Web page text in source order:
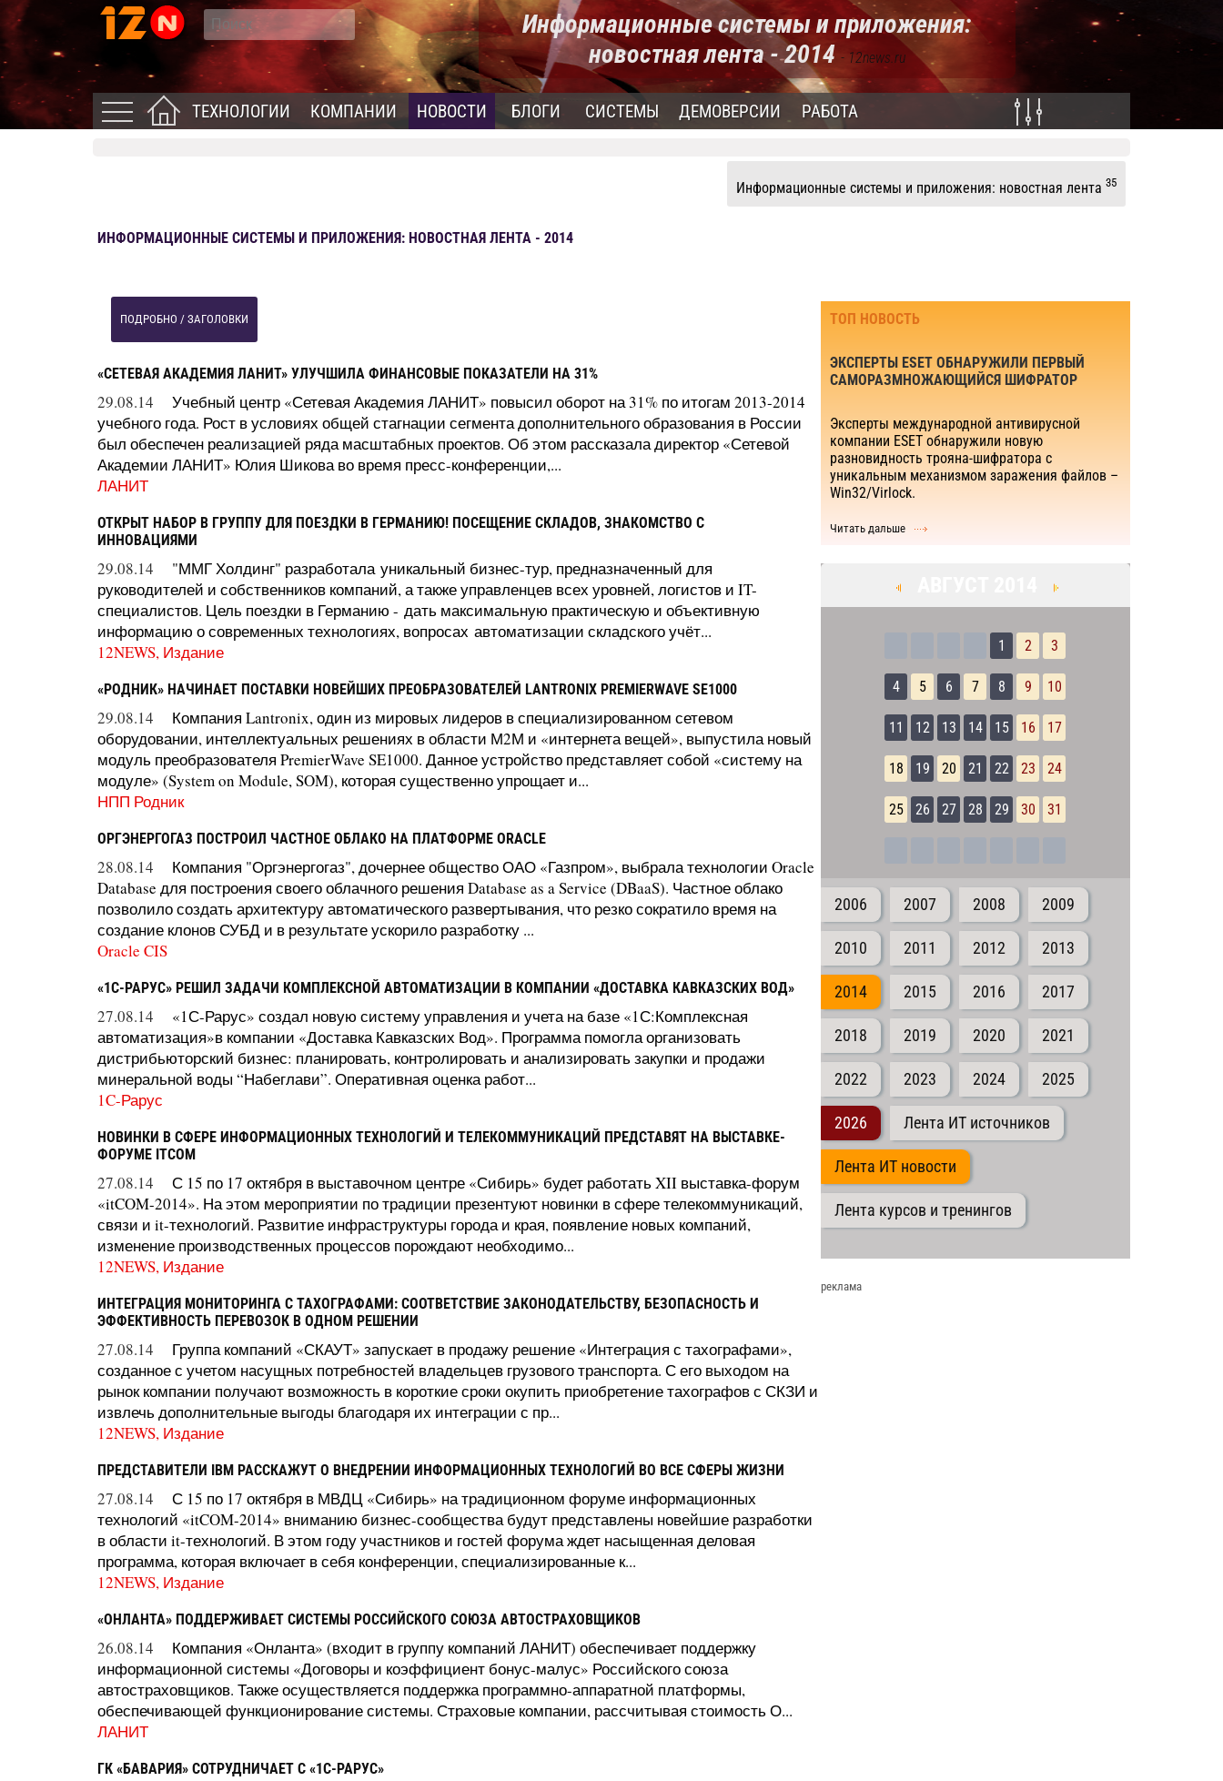
Информационные системы и приложения:
новостная лента - 2014 - 12news.ru
ТЕХНОЛОГИИ КОМПАНИИ НОВОСТИ БЛОГИ СИСТЕМЫ ДЕМОВЕРСИИ РАБОТА
Информационные системы и приложения: новостная лента 35
ИНФОРМАЦИОННЫЕ СИСТЕМЫ И ПРИЛОЖЕНИЯ: НОВОСТНАЯ ЛЕНТА - 2014
ПОДРОБНО / ЗАГОЛОВКИ
«СЕТЕВАЯ АКАДЕМИЯ ЛАНИТ» УЛУЧШИЛА ФИНАНСОВЫЕ ПОКАЗАТЕЛИ НА 31%
29.08.14
Учебный центр «Сетевая Академия ЛАНИТ» повысил оборот на 31% по итогам 2013-2014
учебного года. Рост в условиях общей стагнации сегмента дополнительного образования в России
был обеспечен реализацией ряда масштабных проектов. Об этом рассказала директор «Сетевой
Академии ЛАНИТ» Юлия Шикова во время пресс-конференции,...
ЛАНИТ
ОТКРЫТ НАБОР В ГРУППУ ДЛЯ ПОЕЗДКИ В ГЕРМАНИЮ! ПОСЕЩЕНИЕ СКЛАДОВ, ЗНАКОМСТВО С
ИННОВАЦИЯМИ
29.08.14
"ММГ Холдинг" разработала уникальный бизнес-тур, предназначенный для
руководителей и собственников компаний, а также управленцев всех уровней, логистов и IT-
специалистов. Цель поездки в Германию - дать максимальную практическую и объективную
информацию о современных технологиях, вопросах автоматизации складского учёт...
12NEWS, Издание
«РОДНИК» НАЧИНАЕТ ПОСТАВКИ НОВЕЙШИХ ПРЕОБРАЗОВАТЕЛЕЙ LANTRONIX PREMIERWAVE SE1000
29.08.14
Компания Lantronix, один из мировых лидеров в специализированном сетевом
оборудовании, интеллектуальных решениях в области М2М и «интернета вещей», выпустила новый
модуль преобразователя PremierWave SE1000. Данное устройство представляет собой «систему на
модуле» (System on Module, SOM), которая существенно упрощает и...
НПП Родник
ОРГЭНЕРГОГАЗ ПОСТРОИЛ ЧАСТНОЕ ОБЛАКО НА ПЛАТФОРМЕ ORACLE
28.08.14
Компания "Оргэнергогаз", дочернее общество ОАО «Газпром», выбрала технологии Oracle
Database для построения своего облачного решения Database as a Service (DBaaS). Частное облако
позволило создать архитектуру автоматического развертывания, что резко сократило время на
создание клонов СУБД и в результате ускорило разработку ...
Oracle CIS
«1С-РАРУС» РЕШИЛ ЗАДАЧИ КОМПЛЕКСНОЙ АВТОМАТИЗАЦИИ В КОМПАНИИ «ДОСТАВКА КАВКАЗСКИХ ВОД»
27.08.14
«1С-Рарус» создал новую систему управления и учета на базе «1С:Комплексная
автоматизация»в компании «Доставка Кавказских Вод». Программа помогла организовать
дистрибьюторский бизнес: планировать, контролировать и анализировать закупки и продажи
минеральной воды “Набеглави”. Оперативная оценка работ...
1C-Рарус
НОВИНКИ В СФЕРЕ ИНФОРМАЦИОННЫХ ТЕХНОЛОГИЙ И ТЕЛЕКОММУНИКАЦИЙ ПРЕДСТАВЯТ НА ВЫСТАВКЕ-
ФОРУМЕ ITCOM
27.08.14
С 15 по 17 октября в выставочном центре «Сибирь» будет работать XII выставка-форум
«itCOM-2014». На этом мероприятии по традиции презентуют новинки в сфере телекоммуникаций,
связи и it-технологий. Развитие инфраструктуры города и края, появление новых компаний,
изменение производственных процессов порождают необходимо...
12NEWS, Издание
ИНТЕГРАЦИЯ МОНИТОРИНГА С ТАХОГРАФАМИ: СООТВЕТСТВИЕ ЗАКОНОДАТЕЛЬСТВУ, БЕЗОПАСНОСТЬ И
ЭФФЕКТИВНОСТЬ ПЕРЕВОЗОК В ОДНОМ РЕШЕНИИ
27.08.14
Группа компаний «СКАУТ» запускает в продажу решение «Интеграция с тахографами»,
созданное с учетом насущных потребностей владельцев грузового транспорта. С его выходом на
рынок компании получают возможность в короткие сроки окупить приобретение тахографов с СКЗИ и
извлечь дополнительные выгоды благодаря их интеграции с пр...
12NEWS, Издание
ПРЕДСТАВИТЕЛИ IBM РАССКАЖУТ О ВНЕДРЕНИИ ИНФОРМАЦИОННЫХ ТЕХНОЛОГИЙ ВО ВСЕ СФЕРЫ ЖИЗНИ
27.08.14
С 15 по 17 октября в МВДЦ «Сибирь» на традиционном форуме информационных
технологий «itCOM-2014» вниманию бизнес-сообщества будут представлены новейшие разработки
в области it-технологий. В этом году участников и гостей форума ждет насыщенная деловая
программа, которая включает в себя конференции, специализированные к...
12NEWS, Издание
«ОНЛАНТА» ПОДДЕРЖИВАЕТ СИСТЕМЫ РОССИЙСКОГО СОЮЗА АВТОСТРАХОВЩИКОВ
26.08.14
Компания «Онланта» (входит в группу компаний ЛАНИТ) обеспечивает поддержку
информационной системы «Договоры и коэффициент бонус-малус» Российского союза
автостраховщиков. Также осуществляется поддержка программно-аппаратной платформы,
обеспечивающей функционирование системы. Страховые компании, рассчитывая стоимость О...
ЛАНИТ
ГК «БАВАРИЯ» СОТРУДНИЧАЕТ С «1С-РАРУС»
ТОП НОВОСТЬ
ЭКСПЕРТЫ ESET ОБНАРУЖИЛИ ПЕРВЫЙ
САМОРАЗМНОЖАЮЩИЙСЯ ШИФРАТОР
Эксперты международной антивирусной
компании ESET обнаружили новую
разновидность трояна-шифратора с
уникальным механизмом заражения файлов –
Win32/Virlock.
Читать дальше
АВГУСТ 2014
1 2 3
4 5 6 7 8 9 10
11 12 13 14 15 16 17
18 19 20 21 22 23 24
25 26 27 28 29 30 31
2006 2007 2008 2009
2010 2011 2012 2013
2014 2015 2016 2017
2018 2019 2020 2021
2022 2023 2024 2025
2026 Лента ИТ источников
Лента ИТ новости
Лента курсов и тренингов
реклама